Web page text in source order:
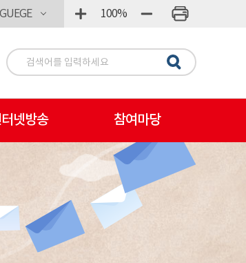
100%
넷방송 참여마당